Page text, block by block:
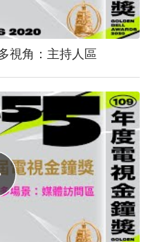
視角：主持人區